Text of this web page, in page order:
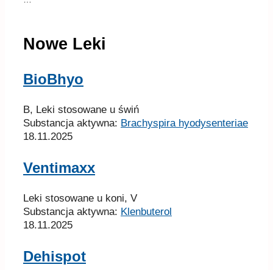
Nowe Leki
BioBhyo
B, Leki stosowane u świń
Substancja aktywna: Brachyspira hyodysenteriae
18.11.2025
Ventimaxx
Leki stosowane u koni, V
Substancja aktywna: Klenbuterol
18.11.2025
Dehispot